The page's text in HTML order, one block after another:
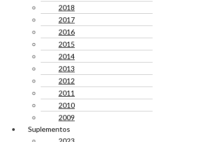
2018
2017
2016
2015
2014
2013
2012
2011
2010
2009
Suplementos